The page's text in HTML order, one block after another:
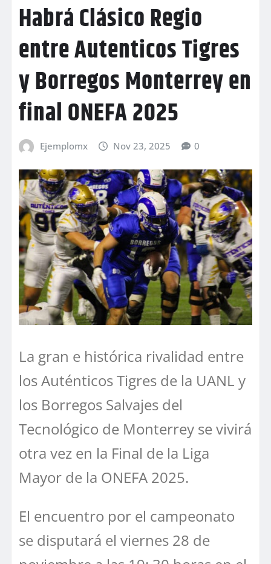
Habrá Clásico Regio
entre Autenticos Tigres
y Borregos Monterrey en
final ONEFA 2025
Ejemplomx Nov 23, 2025 0
La gran e histórica rivalidad entre
los Auténticos Tigres de la UANL y
los Borregos Salvajes del
Tecnológico de Monterrey se vivirá
otra vez en la Final de la Liga
Mayor de la ONEFA 2025.
El encuentro por el campeonato
se disputará el viernes 28 de